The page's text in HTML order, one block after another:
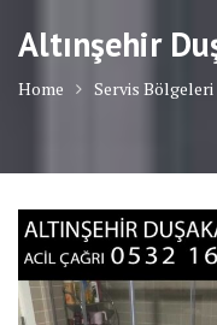
Altınşehir
Home Servis Bölgeleri